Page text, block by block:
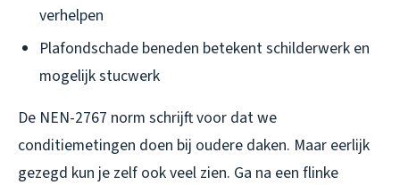
verhelpen
Plafondschade beneden betekent schilderwerk en
mogelijk stucwerk
De NEN-2767 norm schrijft voor dat we
conditiemetingen doen bij oudere daken. Maar eerlijk
gezegd kun je zelf ook veel zien. Ga na een flinke